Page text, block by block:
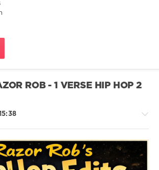
ROB - 1 VERSE HIP HOP 2